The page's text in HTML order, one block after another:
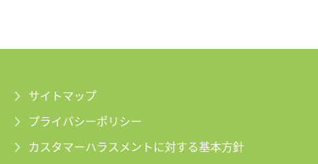
サイトマップ
プライバシーポリシー
カスタマーハラスメントに対する基本方針